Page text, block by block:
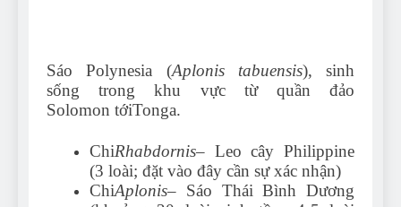
Sáo Polynesia (Aplonis tabuensis), sinh
sống trong khu vực từ quần đảo
Solomon tớiTonga.
ChiRhabdornis– Leo cây Philippine
(3 loài; đặt vào đây cần sự xác nhận)
ChiAplonis– Sáo Thái Bình Dương